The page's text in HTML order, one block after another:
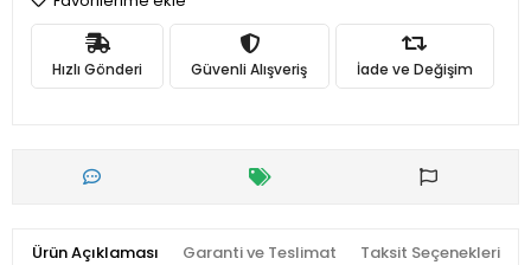
Hızlı Gönderi Güvenli Alışveriş İade ve Değişim
Ürün Açıklaması Garanti ve Teslimat Taksit Seçenekleri